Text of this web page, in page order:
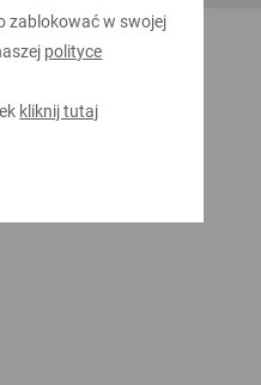
zablokować w swojej
polityce
kliknij tutaj